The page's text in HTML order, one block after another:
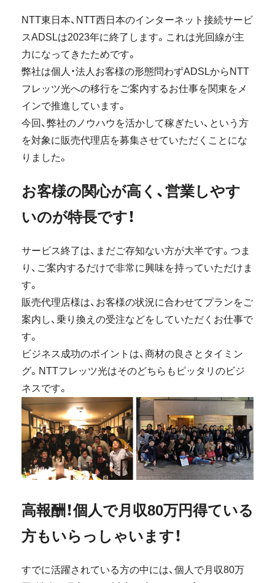
NTT東日本、NTT西日本のインターネット接続サービ
スADSLは2023年に終了します。これは光回線が主
力になってきたためです。
弊社は個人・法人お客様の形態問わずADSLからNTT
フレッツ光への移行をご案内するお仕事を関東をメ
インで推進しています。
今回、弊社のノウハウを活かして稼ぎたい、という方
を対象に販売代理店を募集させていただくことにな
りました。
お客様の関心が高く、営業しやす
いのが特長です！
サービス終了は、まだご存知ない方が大半です。つま
り、ご案内するだけで非常に興味を持っていただけま
す。
販売代理店様は、お客様の状況に合わせてプランをご
案内し、乗り換えの受注などをしていただくお仕事で
す。
ビジネス成功のポイントは、商材の良さとタイミン
グ。NTTフレッツ光はそのどちらもピッタリのビジ
ネスです。
高報酬！個人で月収80万円得ている
方もいらっしゃいます！
すでに活躍されている方の中には、個人で月収80万